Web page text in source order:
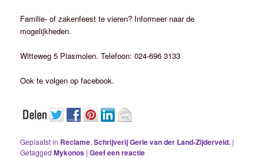
Familie- of zakenfeest te vieren? Informeer naar de
mogelijkheden.
Witteweg 5 Plasmolen. Telefoon: 024-696 3133
Ook te volgen op facebook.
Geplaatst in Reclame,Schrijverij Gerie van der Land-Zijderveld. |
Getagged Mykonos |Geef een reactie